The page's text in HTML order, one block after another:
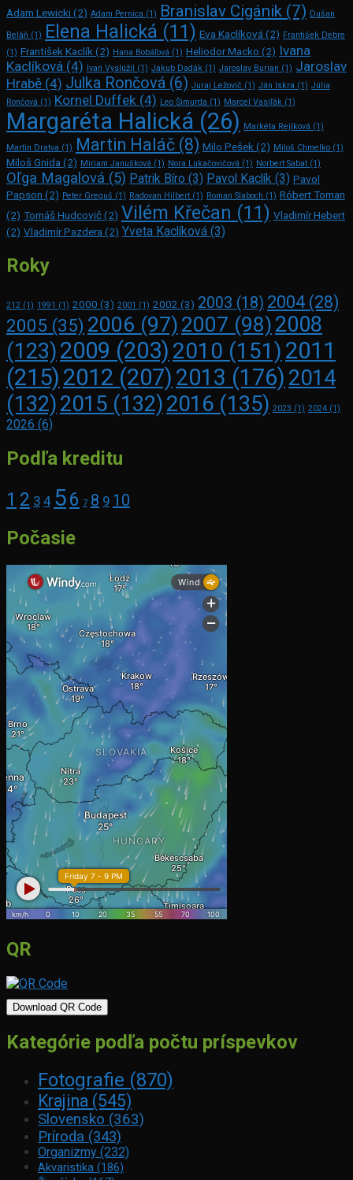
Adam Lewicki(2) Adam Pernica (1) Branislav Cigánik (7) Dušan
Beláň (1) Elena Halická (11) Eva Kaclíková (2) František Debre
(1) František Kaclík (2) Hana Bobáľová (1) Heliodor Macko (2) Ivana
Kaclíková (4) Ivan Vyslúžil (1) Jakub Dadák (1) Jaroslav Burian (1) Jaroslav
Hrabě (4) Julka Rončová (6) Juraj Ležovič (1) Ján Iskra (1) Júlia
Rončová (1) Kornel Duffek (4) Leo Šimurda (1) Marcel Vasiľák (1)
Margaréta Halická (26) Markéta Rejlková (1)
Martin Dratva (1) Martin Haláč (8) Milo Pešek (2) Miloš Chmelko (1)
Miloš Gnida (2) Miriam Janušková (1) Nora Lukačovičová (1) Norbert Sabat (1)
Oľga Magalová (5) Patrik Bíro (3) Pavol Kaclík (3) Pavol
Papson (2) Peter Greguš (1) Radovan Hilbert (1) Roman Slaboch (1) Róbert Toman
(2) Tomáš Hudcovič(2) Vilém Křečan (11) Vladimír Hebert
(2) Vladimír Pazdera (2) Yveta Kaclíková (3)
Roky
212 (1) 1991 (1) 2000 (3) 2001 (1) 2002 (3) 2003 (18) 2004 (28)
2005 (35) 2006 (97) 2007 (98) 2008
(123)2009 (203) 2010 (151) 2011
(215) 2012 (207) 2013 (176) 2014
(132)2015 (132)2016 (135) 2023 (1) 2024 (1)
2026 (6)
Podľa kreditu
1 2 3 4 56 7 8 9 10
Počasie
QR
Download QR Code
Kategórie podľa počtu príspevkov
Fotografie (870)
Krajina (545)
Slovensko (363)
Príroda (343)
Organizmy (232)
Akvaristika (186)